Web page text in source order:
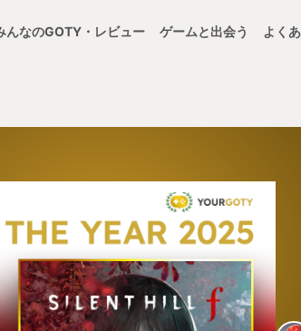
んなのGOTY・レビュー ゲームと出会う よく